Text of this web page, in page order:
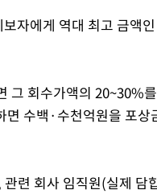
자에게 역대 최고 금액
그 회수가액의 20~30%
수백·수천억원을 포상
련 회사 임직원(실제 담